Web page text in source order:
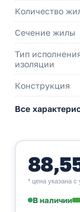
Количество
Сечение жилы
Тип
изоляции
Конструкция
Все
* цена указана
В наличии